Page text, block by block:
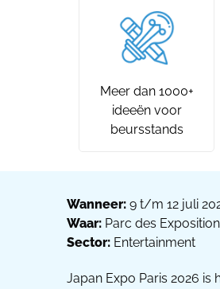
Meer dan 1000+
ideeën voor
beursstands
Wanneer: 9 t/m 12 juli
Waar: Parc des
Sector: Entertainment
Japan Expo Paris 2026